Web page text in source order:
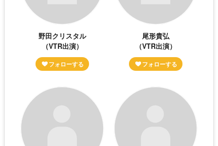
野田クリスタル
（VTR出演）
尾形貴弘
（VTR出演）